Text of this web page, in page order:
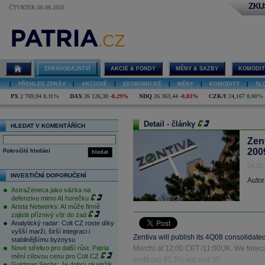
ČTVRTEK 06.08.2026
ZPRAVODAJSTVÍ AKCIE & FONDY MĚNY & SAZBY
PŘEHLED ZPRÁV AKCIOVÉ EKONOMICKÉ MĚNY KOMODITY
PX 2 769,04 0,11% DAX 26 126,30 -0,29% NDQ 26 363,44 -0,83% CZK/€ 24,167 0,00%
HLEDAT V KOMENTÁŘÍCH
hledat
Pokročilé hledání
INVESTIČNÍ DOPORUČENÍ
AstraZeneca jako sázka na
defenzivu mimo AI horečku
Arista Networks: AI může firmě
zajistit příznivý vítr do zad
Analytický radar: Colt CZ roste díky
vyšší marži, širší integraci i
stabilnějšímu byznysu
Nové střelivo pro další růst. Patria
mění cílovou cenu pro Colt CZ
Detail - články
Zentiva will publish its 4Q08
March) at 12:00 CET /11:00UK. We
profit (up 83.3% q/q and 35.